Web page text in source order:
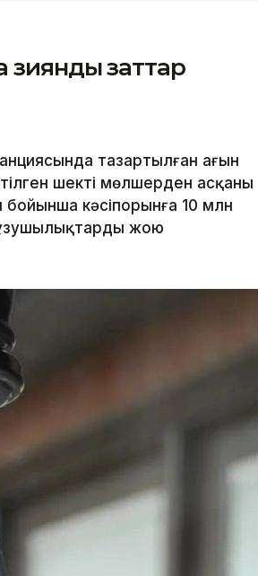
зиянды заттар
тазартылған ағын
шекті мөлшерден асқаны
кәсіпорынға 10 млн
жою